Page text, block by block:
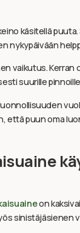
käsitellä
nykypäivään
vaikutus.
suurille
että puun oma
on
sinistäjäsienen